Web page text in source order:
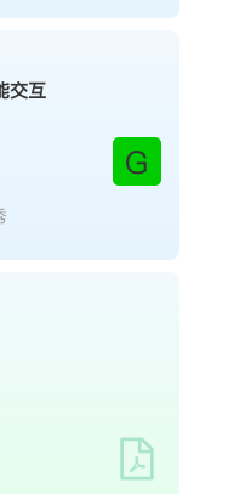
交互
G